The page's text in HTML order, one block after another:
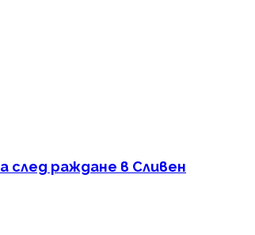
след раждане в Сливен